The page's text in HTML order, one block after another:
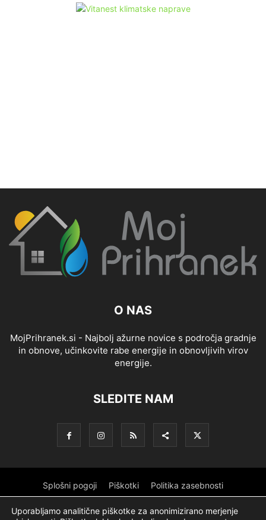
O NAS
MojPrihranek.si - Najbolj ažurne novice s področja gradnje
in obnove, učinkovite rabe energije in obnovljivih virov
energije.
SLEDITE NAM
Splošni pogoji Piškotki Politika zasebnosti
Oglaševanje Partnerji Sofinanciranje Logotip
Uporabljamo analitične piškotke za anonimizirano merjenje